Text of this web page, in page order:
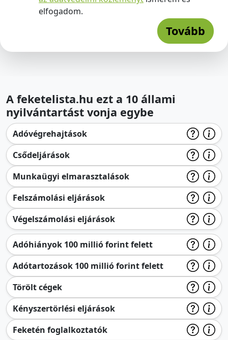
elfogadom.
Tovább
A feketelista.hu ezt a 10 állami
nyilvántartást vonja egybe
Adóvégrehajtások
Csődeljárások
Munkaügyi elmarasztalások
Felszámolási eljárások
Végelszámolási eljárások
Adóhiányok 100 millió forint felett
Adótartozások 100 millió forint felett
Törölt cégek
Kényszertörlési eljárások
Feketén foglalkoztatók